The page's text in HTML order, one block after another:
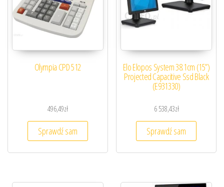
Olympia CPD 512
496,49zł
Sprawdź sam
Elo Elopos System 38.1cm (15”)
Projected Capacitive Ssd Black
(E931330)
6 538,43zł
Sprawdź sam